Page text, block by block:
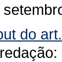
do